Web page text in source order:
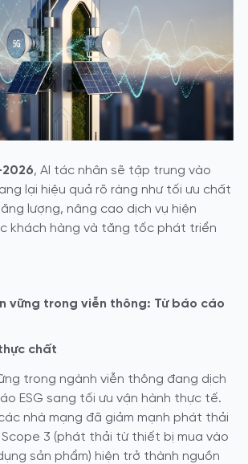
, AI tác nhân sẽ tập trung vào
lại hiệu quả rõ ràng như tối ưu chất
lượng, nâng cao dịch vụ hiện
khách hàng và tăng tốc phát triển
vững trong viễn thông: Từ báo cáo
chất
trong ngành viễn thông đang dịch
ESG sang tối ưu vận hành thực tế.
nhà mạng đã giảm mạnh phát thải
Scope 3 (phát thải từ thiết bị mua vào
sản phẩm) hiện trở thành nguồn